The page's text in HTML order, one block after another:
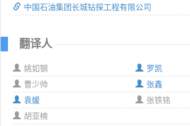
中国石油集团长城钻探工程有限公司
翻译人
姚如钢
罗凯
曹少帅
张鑫
袁媛
张铁铭
胡亚楠